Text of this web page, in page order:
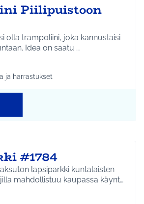
Piilipuistoon
olla trampoliini, joka kannustaisi
kaiken ikäisiä liikuntaan. Idea on saatu …
mukaan: Hyrylä
teeman mukaan: Liikunta ja
ja harrastukset
#1784
lapsiparkki kuntalaisten
mahdollistuu kaupassa käynt…